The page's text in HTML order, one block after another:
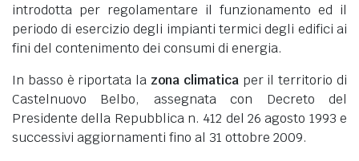
introdotta per regolamentare il funzionamento ed il
periodo di esercizio degli impianti termici degli edifici ai
fini del contenimento dei consumi di energia.
In basso è riportata la zona climaticaper il territorio di
Castelnuovo Belbo, assegnata con Decreto del
Presidente della Repubblica n. 412 del 26 agosto 1993 e
successivi aggiornamenti fino al 31 ottobre 2009.